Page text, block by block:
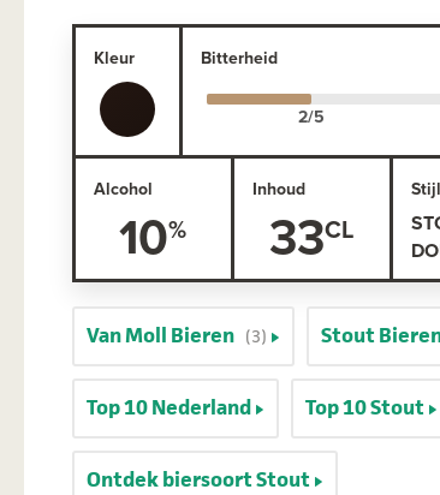
Kleur Bitterheid
Alcohol
10
Inhoud
33
Stijl
Van Moll Bieren (3) Stout
Top 10 Nederland Top 10 Stout
Ontdek biersoort Stout